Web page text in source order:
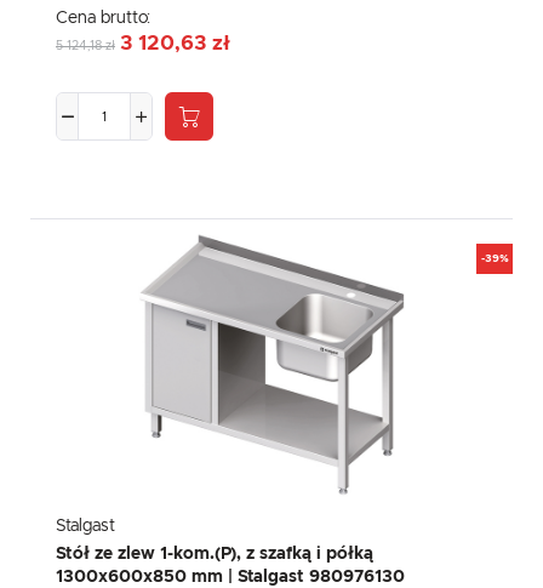
Cena brutto:
5 124,18 zł 3 120,63 zł
-39%
Stalgast
Stół ze zlew 1-kom.(P), z szafką i półką
1300x600x850 mm | Stalgast 980976130